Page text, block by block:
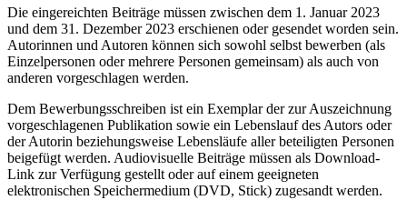
Die eingereichten Beiträge müssen zwischen dem 1. Januar 2023
und dem 31. Dezember 2023 erschienen oder gesendet worden sein.
Autorinnen und Autoren können sich sowohl selbst bewerben (als
Einzelpersonen oder mehrere Personen gemeinsam) als auch von
anderen vorgeschlagen werden.
Dem Bewerbungsschreiben ist ein Exemplar der zur Auszeichnung
vorgeschlagenen Publikation sowie ein Lebenslauf des Autors oder
der Autorin beziehungsweise Lebensläufe aller beteiligten Personen
beigefügt werden. Audiovisuelle Beiträge müssen als Download-
Link zur Verfügung gestellt oder auf einem geeigneten
elektronischen Speichermedium (DVD, Stick) zugesandt werden.